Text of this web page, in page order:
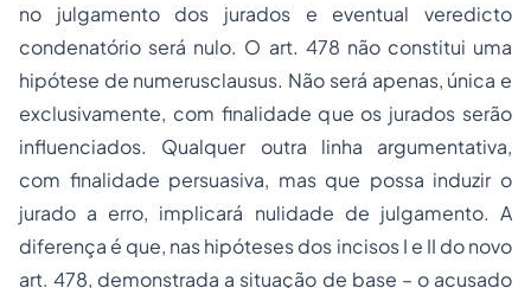
no julgamento dos jurados e eventual veredicto
condenatório será nulo. O art. 478 não constitui uma
hipótese de numerusclausus. Não será apenas, única e
exclusivamente, com finalidade que os jurados serão
influenciados. Qualquer outra linha argumentativa,
com finalidade persuasiva, mas que possa induzir o
jurado a erro, implicará nulidade de julgamento. A
diferença é que, nas hipóteses dos incisos I e II do novo
art. 478, demonstrada a situação de base – o acusado